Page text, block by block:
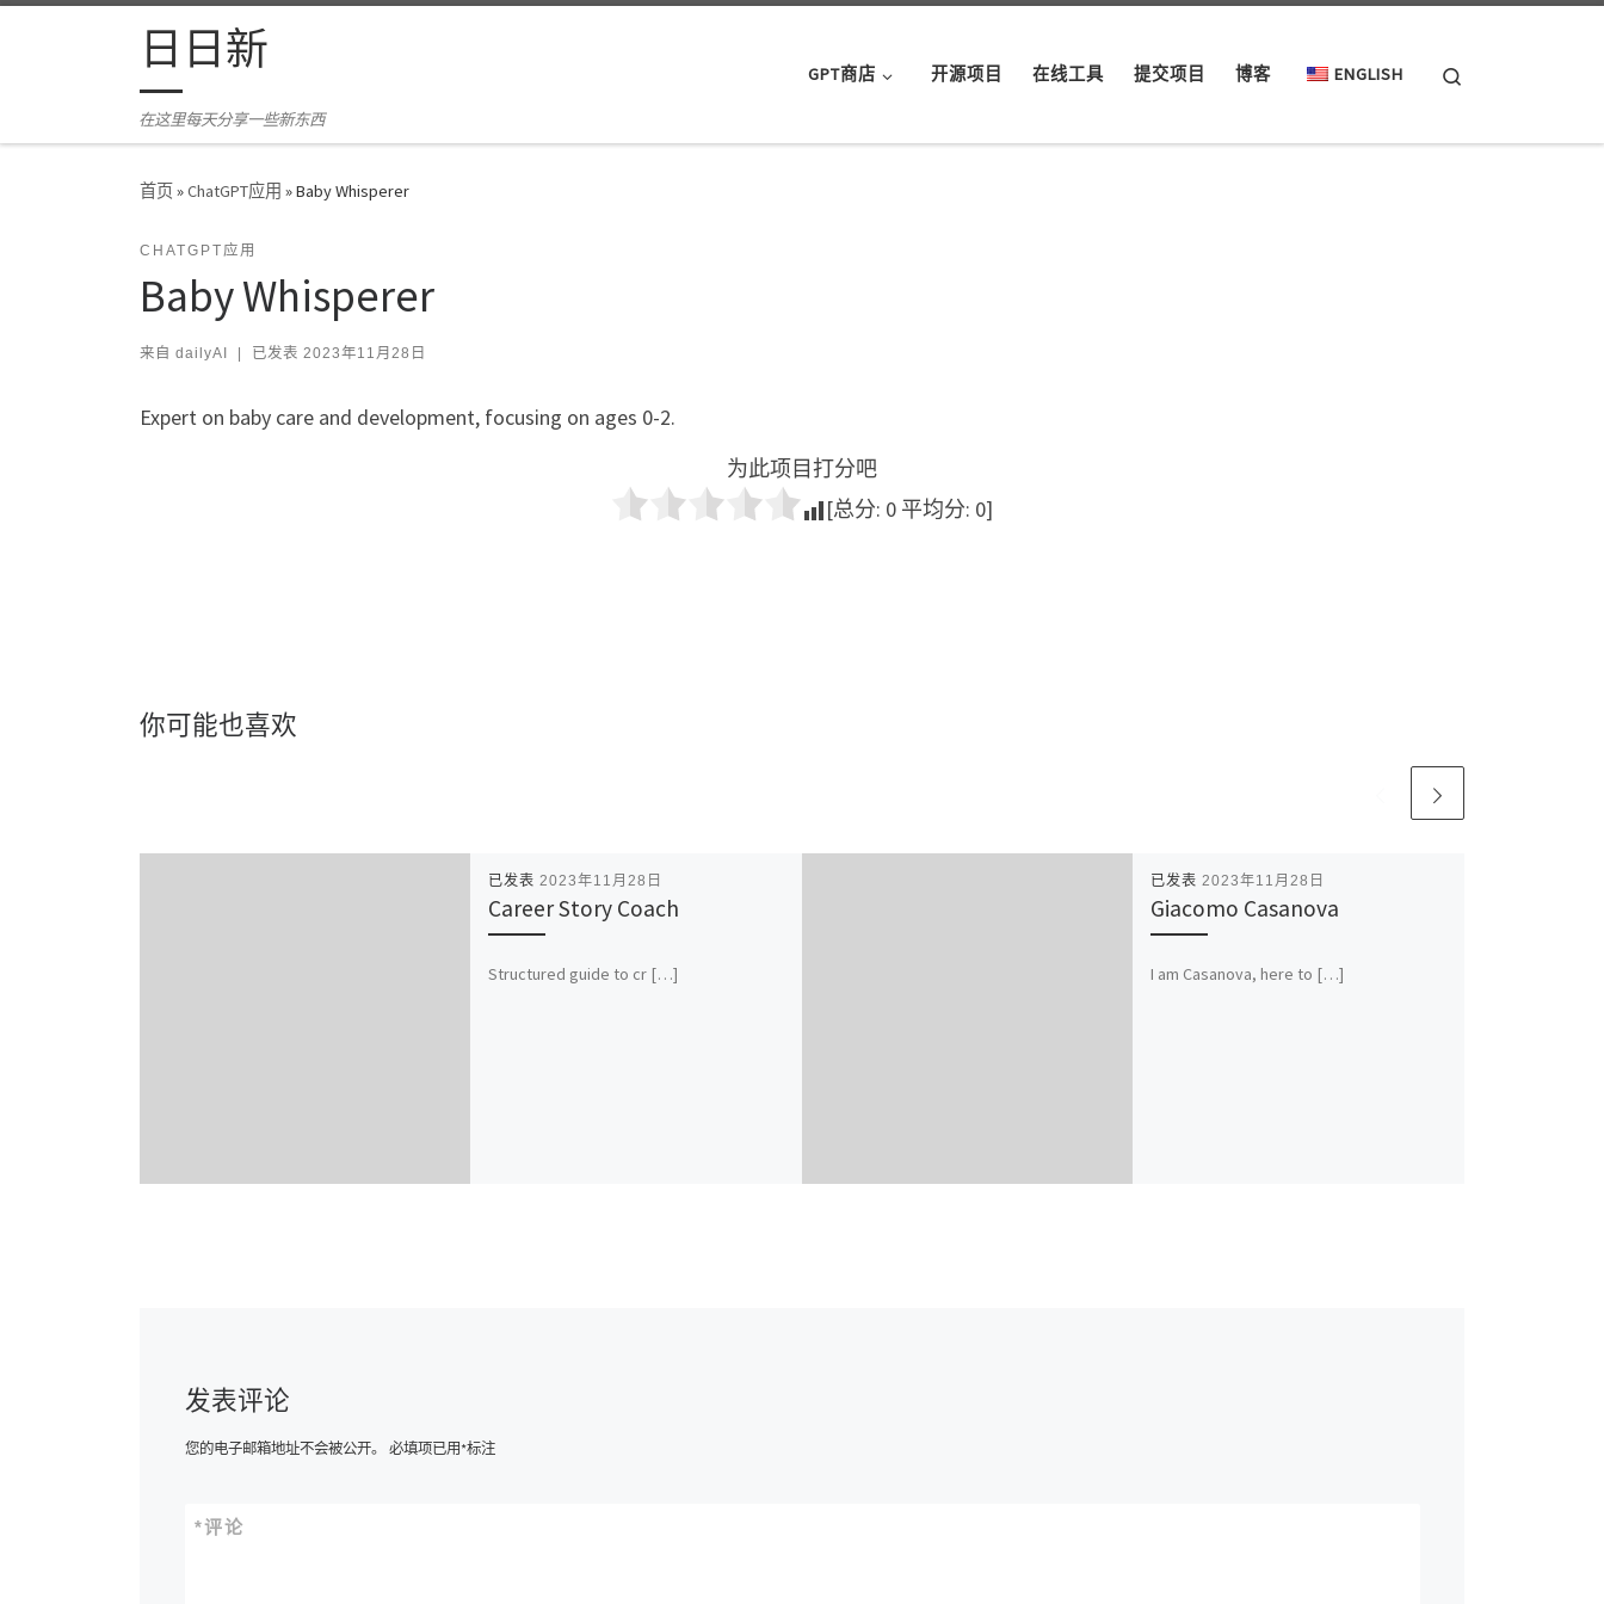
Skip to content日日新
在这里每天分享一些新东西
GPT商店 开源项目 在线工具 提交项目 博客 ENGLISH
首页»ChatGPT应用 »Baby Whisperer
CHATGPT应用
Baby Whisperer
来自 dailyAI 已发表 2023年11月28日
Expert on baby care and development, focusing on ages 0-2.
为此项目打分吧
[总分: 0 平均分: 0]
你可能也喜欢
已发表 2023年11月28日
Career Story Coach
Structured guide to cr […]
已发表 2023年11月28日
Giacomo Casanova
I am Casanova, here to […]
发表评论
您的电子邮箱地址不会被公开。 必填项已用*标注
评论
*